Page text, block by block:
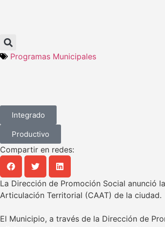
Programas Municipales
Integrado
Productivo
Compartir en redes:
La Dirección de Promoción Social anunció
Articulación Territorial (CAAT) de la ciudad.
El Municipio, a través de la Dirección de